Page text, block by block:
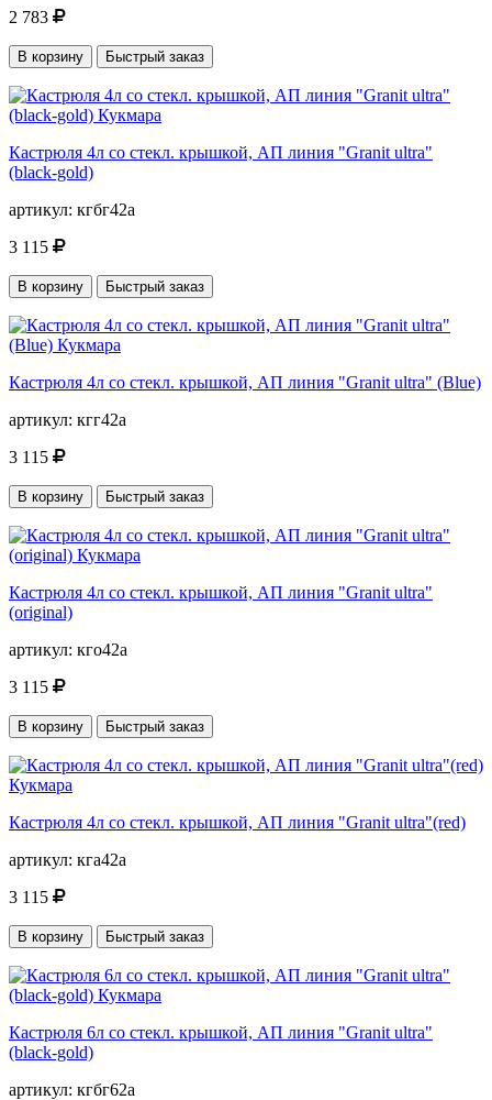
2 783
В корзину Быстрый заказ
Кастрюля 4л со стекл. крышкой, АП линия "Granit ultra"
(black-gold)
артикул: кгбг42а
3 115
В корзину Быстрый заказ
Кастрюля 4л со стекл. крышкой, АП линия "Granit ultra" (Blue)
артикул: кгг42а
3 115
В корзину Быстрый заказ
Кастрюля 4л со стекл. крышкой, АП линия "Granit ultra"
(original)
артикул: кго42а
3 115
В корзину Быстрый заказ
Кастрюля 4л со стекл. крышкой, АП линия "Granit ultra"(red)
артикул: кга42а
3 115
В корзину Быстрый заказ
Кастрюля 6л со стекл. крышкой, АП линия "Granit ultra"
(black-gold)
артикул: кгбг62а